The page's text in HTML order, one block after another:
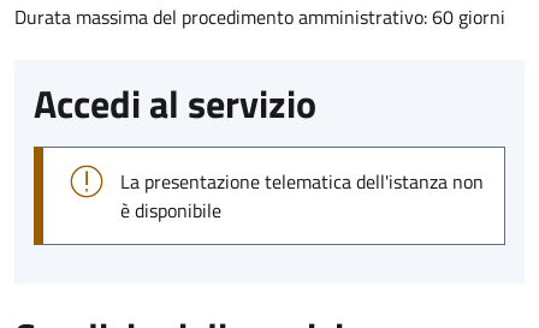
Durata massima del procedimento amministrativo: 60 giorni
Accedi al servizio
La presentazione telematica dell'istanza non
è disponibile